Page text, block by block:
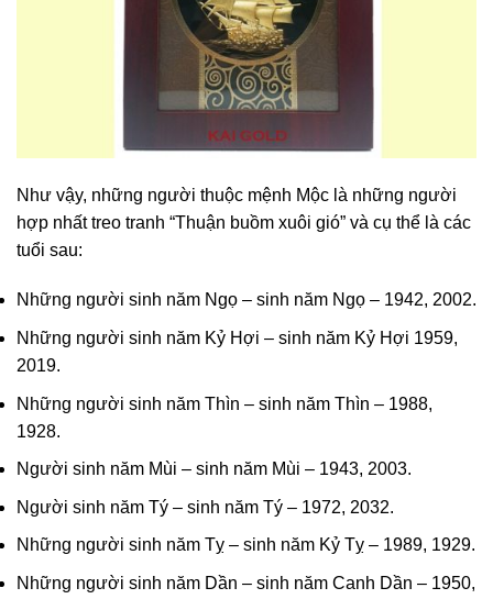
Như vậy, những người thuộc mệnh Mộc là những người
hợp nhất treo tranh “Thuận buồm xuôi gió” và cụ thể là các
tuổi sau:
Những người sinh năm Ngọ – sinh năm Ngọ – 1942, 2002.
Những người sinh năm Kỷ Hợi – sinh năm Kỷ Hợi 1959,
2019.
Những người sinh năm Thìn – sinh năm Thìn – 1988,
1928.
Người sinh năm Mùi – sinh năm Mùi – 1943, 2003.
Người sinh năm Tý – sinh năm Tý – 1972, 2032.
Những người sinh năm Tỵ – sinh năm Kỷ Tỵ – 1989, 1929.
Những người sinh năm Dần – sinh năm Canh Dần – 1950,